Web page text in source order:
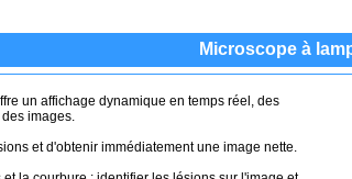
Microscope à
un affichage dynamique en temps réel, des
images.
et d'obtenir immédiatement une image nette.